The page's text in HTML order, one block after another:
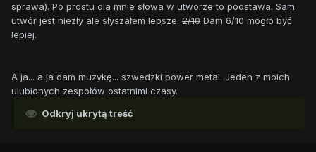
sprawa). Po prostu dla mnie słowa w utworze to podstawa. Sam
utwór jest niezły ale słyszałem lepsze. 2/10 Dam 6/10 mogło być
lepiej.
A ja... a ja dam muzykę... szwedzki power metal. Jeden z moich
ulubionych zespołów ostatnimi czasy.
Odkryj ukrytą treść